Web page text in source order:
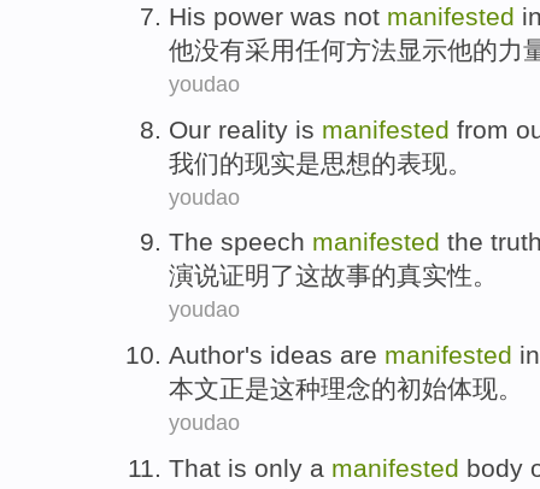
His power was not manifested
他没有采用任何方法显示他的力
youdao
Our reality is manifested from
我们的现实是思想的表现。
youdao
The speech manifested the
演说证明了这故事的真实性。
youdao
Author's ideas are manifested
本文正是这种理念的初始体现。
youdao
That is only a manifested body